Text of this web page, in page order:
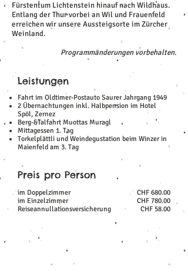
Fürstentum Lichtenstein hinauf nach Wildhaus.
Entlang der Thur vorbei an Wil und Frauenfeld
erreichen wir unsere Aussteigsorte im Zürcher
Weinland.
Programmänderungen vorbehalten.
Leistungen
Fahrt im Oldtimer-Postauto Saurer Jahrgang 1949
2 Übernachtungen inkl. Halbpension im Hotel
Spöl, Zernez
Berg-&Talfahrt Muottas Muragl
Mittagessen 1. Tag
Torkelplättli und Weindegustation beim Winzer in
Maienfeld am 3. Tag
Preis pro Person
im Doppelzimmer
im Einzelzimmer
Reiseannullationsversicherung
CHF 680.00
CHF 780.00
CHF 58.00